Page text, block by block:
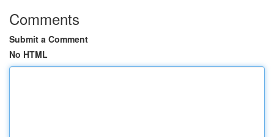
Comments
Submit a Comment
No HTML